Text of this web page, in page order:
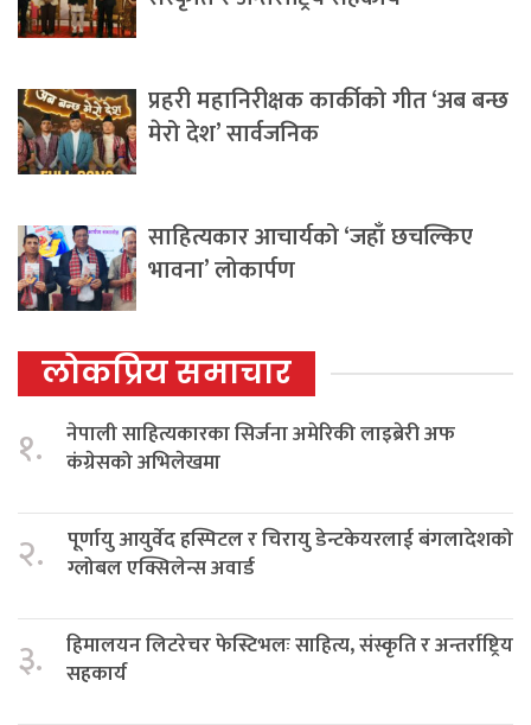
प्रहरी महानिरीक्षक कार्कीको गीत ‘अब बन्छ
मेरो देश’ सार्वजनिक
साहित्यकार आचार्यको ‘जहाँ छचल्किए
भावना’ लोकार्पण
लोकप्रिय समाचार
१.
नेपाली साहित्यकारका सिर्जना अमेरिकी लाइब्रेरी अफ
कंग्रेसको अभिलेखमा
२.
पूर्णायु आयुर्वेद हस्पिटल र चिरायु डेन्टकेयरलाई बंगलादेशको
ग्लोबल एक्सिलेन्स अवार्ड
३.
हिमालयन लिटरेचर फेस्टिभलः साहित्य, संस्कृति र अन्तर्राष्ट्रिय
सहकार्य